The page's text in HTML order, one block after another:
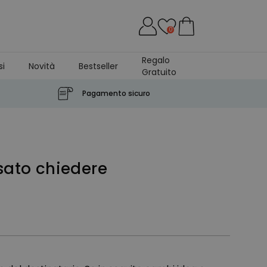
0
Novità Bestseller
Regalo
Gratuito
Pagamento sicuro
chiedere
per soli 4,95€.